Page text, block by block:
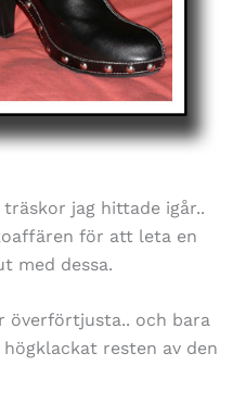
jag hittade igår..
för att leta en
med dessa.
överförtjusta.. och bara
resten av den